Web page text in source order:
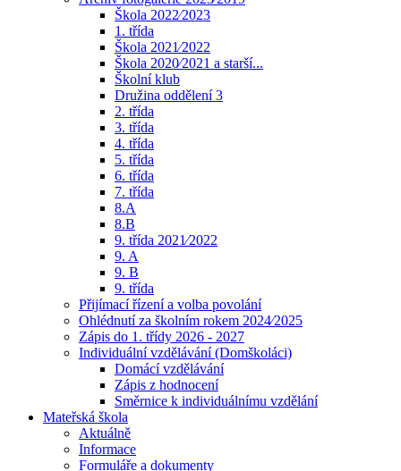
Škola 2022⁄2023
1. třída
Škola 2021⁄2022
Škola 2020⁄2021 a starší...
Školní klub
Družina oddělení 3
2. třída
3. třída
4. třída
5. třída
6. třída
7. třída
8.A
8.B
9. třída 2021⁄2022
9. A
9. B
9. třída
Přijímací řízení a volba povolání
Ohlédnutí za školním rokem 2024⁄2025
Zápis do 1. třídy 2026 - 2027
Individuální vzdělávání (Domškoláci)
Domácí vzdělávání
Zápis z hodnocení
Směrnice k individuálnímu vzdělání
Mateřská škola
Aktuálně
Informace
Formuláře a dokumenty